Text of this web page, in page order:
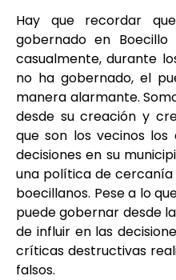
Hay que recordar
gobernado en
casualmente, durante
no ha gobernado, el
manera alarmante.
desde su creación y
que son los vecinos
decisiones en su
una política de
boecillanos. Pese a lo
puede gobernar desde
de influir en las
críticas destructivas
falsos.